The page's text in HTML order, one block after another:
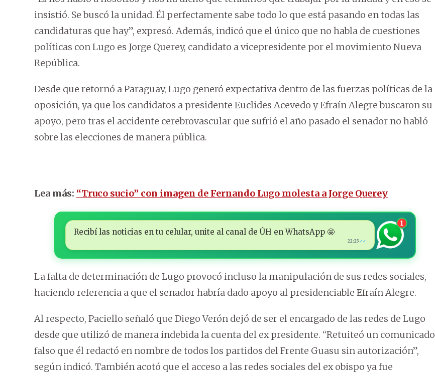
insistió. Se buscó la unidad. Él perfectamente sabe todo lo que está pasando en todas las
candidaturas que hay”, expresó. Además, indicó que el único que no habla de cuestiones
políticas con Lugo es Jorge Querey, candidato a vicepresidente por el movimiento Nueva
República.
Desde que retornó a Paraguay, Lugo generó expectativa dentro de las fuerzas políticas de la
oposición, ya que los candidatos a presidente Euclides Acevedo y Efraín Alegre buscaron su
apoyo, pero tras el accidente cerebrovascular que sufrió el año pasado el senador no habló
sobre las elecciones de manera pública.
Lea más: “Truco sucio” con imagen de Fernando Lugo molesta a Jorge Querey
Recibí las noticias en tu celular, unite al canal de ÚH en WhatsApp 🤩
22:25 ✓✓
1
La falta de determinación de Lugo provocó incluso la manipulación de sus redes sociales,
haciendo referencia a que el senador habría dado apoyo al presidenciable Efraín Alegre.
Al respecto, Paciello señaló que Diego Verón dejó de ser el encargado de las redes de Lugo
desde que utilizó de manera indebida la cuenta del ex presidente. “Retuiteó un comunicado
falso que él redactó en nombre de todos los partidos del Frente Guasu sin autorización”,
según indicó. También acotó que el acceso a las redes sociales del ex obispo ya fue